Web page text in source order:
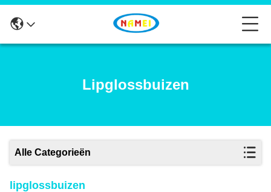
Lipglossbuizen
Alle Categorieën
lipglossbuizen